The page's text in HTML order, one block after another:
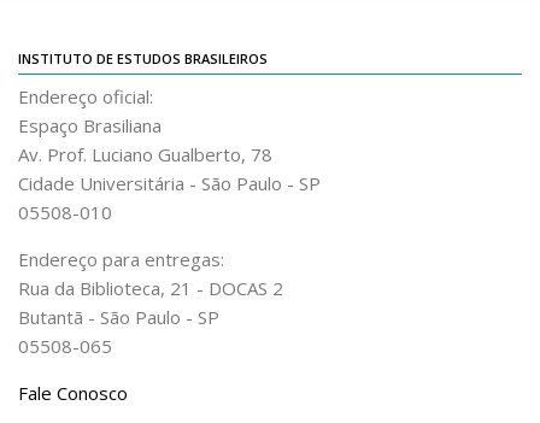
Notícias
Últimas notícias
Acadêmico
Graduação
Acervo
Publicações
Almanack Braziliense
Cadernos do IEB
INSTITUTO DE ESTUDOS BRASILEIROS
Endereço oficial:
Espaço Brasiliana
Av. Prof. Luciano Gualberto, 78
Cidade Universitária - São Paulo - SP
05508-010
Endereço para entregas:
Rua da Biblioteca, 21 - DOCAS 2
Butantã - São Paulo - SP
05508-065
Fale Conosco